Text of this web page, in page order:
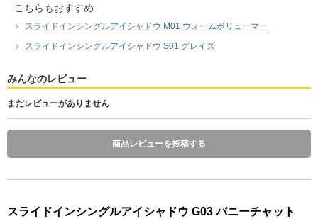
こちらもおすすめ
スライドインシングルアイシャドウ M01 ウォームボリューマー
スライドインシングルアイシャドウ S01 グレイズ
みんなのレビュー
まだレビューがありません
商品レビューを投稿する
スライドインシングルアイシャドウ G03 バニーチャット